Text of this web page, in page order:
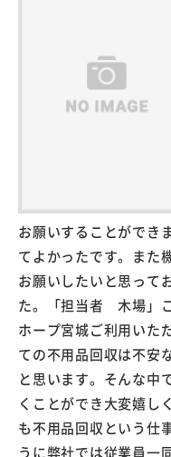
お願いすることができ
てよかったです。また
お願いしたいと思って
た。「担当者 木場」
ホープ宮城ご利用いた
ての不用品回収は不安
と思います。そんな中
くことができ大変嬉し
も不用品回収という仕
うに弊社では従業員一